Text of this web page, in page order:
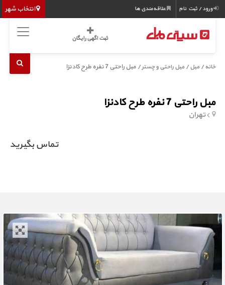
انتخاب شهر ورود / ثبت نام علاقه‌مندی ها
ثبت اگهی رایگان
خانه /مبل/مبل راحتی و چستر/ مبل راحتی 7 نفره طرح کادنزا
مبل راحتی 7 نفره طرح کادنزا
تهران
تماس بگیرید